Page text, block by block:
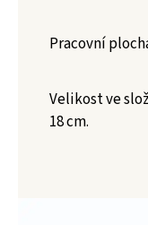
Pracovní
Velikost ve
18 cm.